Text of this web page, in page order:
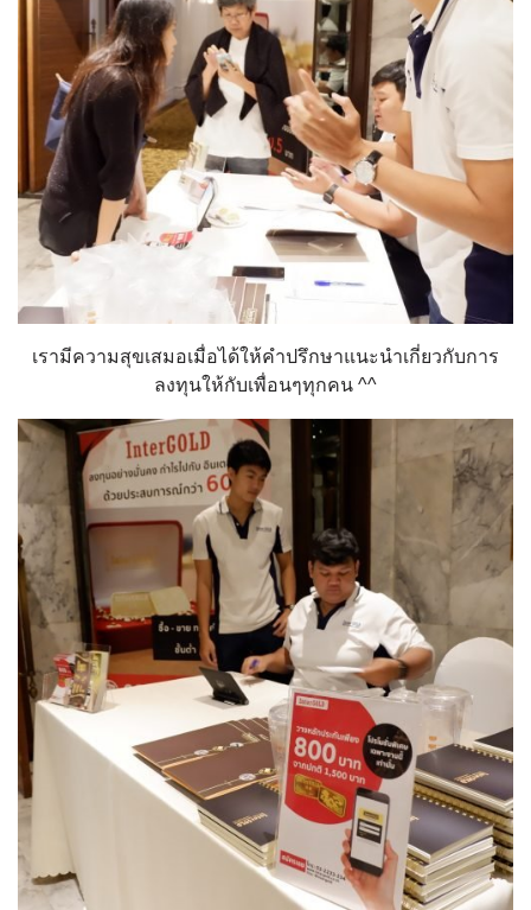
เรามีความสุขเสมอเมื่อได้ให้คำปรึกษาแนะนำเกี่ยวกับการ
ลงทุนให้กับเพื่อนๆทุกคน ^^